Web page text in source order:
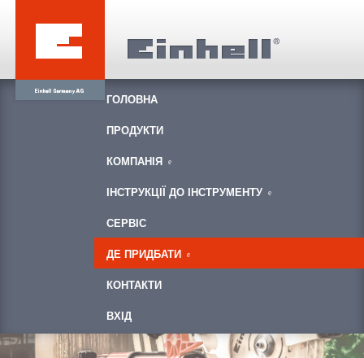
ГОЛОВНА
ПРОДУКТИ
КОМПАНІЯ
ІНСТРУКЦІЇ ДО ІНСТРУМЕНТУ
СЕРВІС
ДЕ ПРИДБАТИ
КОНТАКТИ
ВХІД